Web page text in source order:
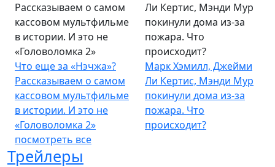
Рассказываем о самом
кассовом мультфильме
в истории. И это не
«Головоломка 2»
Что еще за «Нэчжа»?
Рассказываем о самом
кассовом мультфильме
в истории. И это не
«Головоломка 2»
Ли Кертис, Мэнди Мур
покинули дома из-за
пожара. Что
происходит?
Марк Хэмилл, Джейми
Ли Кертис, Мэнди Мур
покинули дома из-за
пожара. Что
происходит?
посмотреть все
Трейлеры